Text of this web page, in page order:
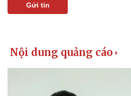
Gửi tin